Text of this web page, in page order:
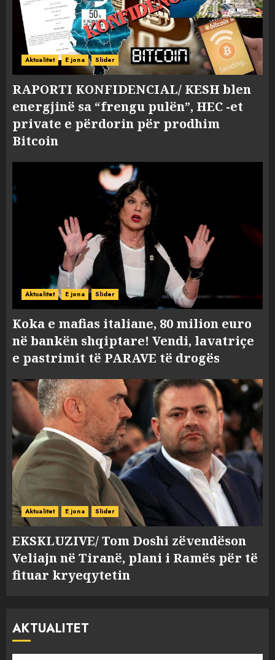
Aktualitet E jona Slider
RAPORTI KONFIDENCIAL/ KESH blen
energjinë sa “frengu pulën”, HEC -et
private e përdorin për prodhim
Bitcoin
Aktualitet E jona Slider
Koka e mafias italiane, 80 milion euro
në bankën shqiptare! Vendi, lavatriçe
e pastrimit të PARAVE të drogës
Aktualitet E jona Slider
EKSKLUZIVE/ Tom Doshi zëvendëson
Veliajn në Tiranë, plani i Ramës për të
fituar kryeqytetin
AKTUALITET